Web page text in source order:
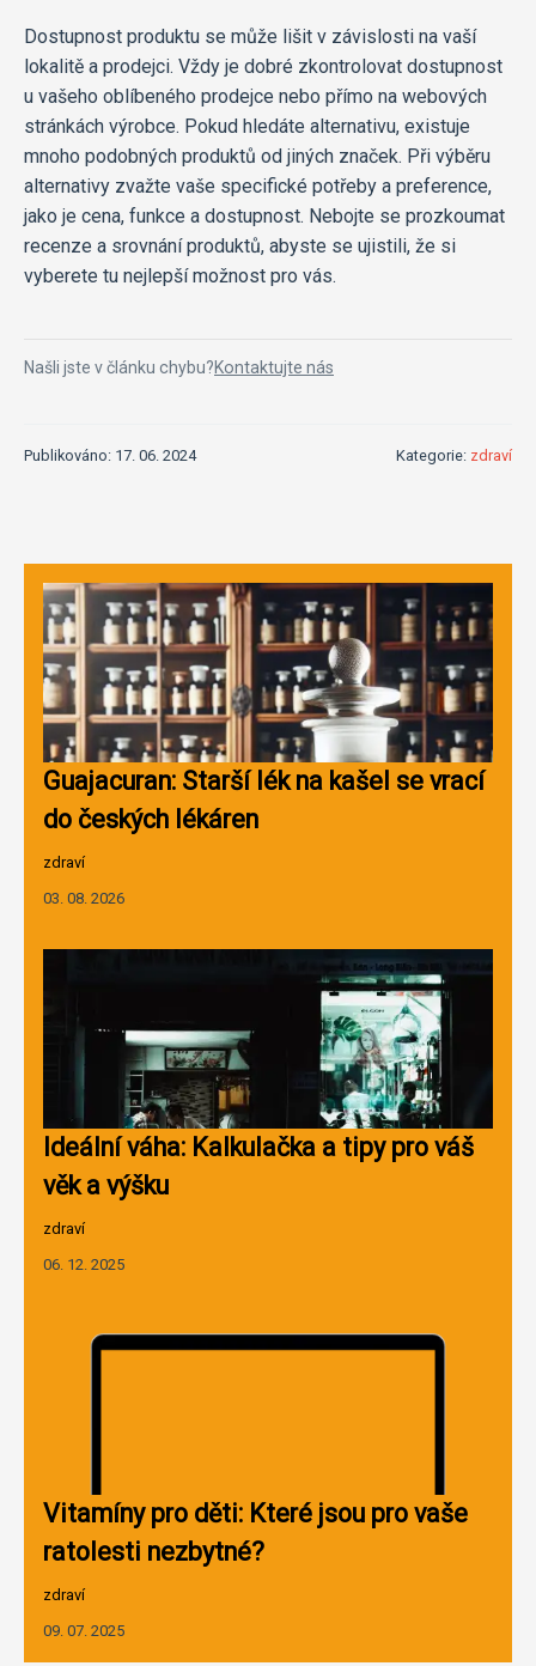
Dostupnost produktu se může lišit v závislosti na vaší
lokalitě a prodejci. Vždy je dobré zkontrolovat dostupnost
u vašeho oblíbeného prodejce nebo přímo na webových
stránkách výrobce. Pokud hledáte alternativu, existuje
mnoho podobných produktů od jiných značek. Při výběru
alternativy zvažte vaše specifické potřeby a preference,
jako je cena, funkce a dostupnost. Nebojte se prozkoumat
recenze a srovnání produktů, abyste se ujistili, že si
vyberete tu nejlepší možnost pro vás.
Našli jste v článku chybu?Kontaktujte nás
Publikováno: 17. 06. 2024 Kategorie: zdraví
Guajacuran: Starší lék na kašel se vrací
do českých lékáren
zdraví
03. 08. 2026
Ideální váha: Kalkulačka a tipy pro váš
věk a výšku
zdraví
06. 12. 2025
Vitamíny pro děti: Které jsou pro vaše
ratolesti nezbytné?
zdraví
09. 07. 2025